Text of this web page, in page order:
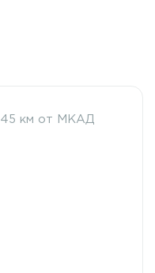
45 км от МКАД